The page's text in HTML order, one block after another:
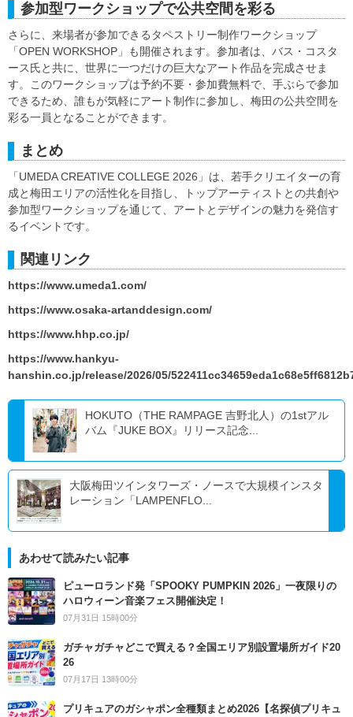
参加型ワークショップで公共空間を彩る
さらに、来場者が参加できるタペストリー制作ワークショップ
「OPEN WORKSHOP」も開催されます。参加者は、バス・コスタ
ース氏と共に、世界に一つだけの巨大なアート作品を完成させま
す。このワークショップは予約不要・参加費無料で、手ぶらで参加
できるため、誰もが気軽にアート制作に参加し、梅田の公共空間を
彩る一員となることができます。
まとめ
「UMEDA CREATIVE COLLEGE 2026」は、若手クリエイターの育
成と梅田エリアの活性化を目指し、トップアーティストとの共創や
参加型ワークショップを通じて、アートとデザインの魅力を発信す
るイベントです。
関連リンク
https://www.umeda1.com/
https://www.osaka-artanddesign.com/
https://www.hhp.co.jp/
https://www.hankyu-
hanshin.co.jp/release/2026/05/
HOKUTO（THE RAMPAGE 吉野北人）の1stアル
バム『JUKE BOX』リリース記念...
大阪梅田ツインタワーズ・ノースで大規模インスタ
レーション「LAMPENFLO...
あわせて読みたい記事
ピューロランド発「SPOOKY PUMPKIN 2026」一夜限りの
ハロウィーン音楽フェス開催決定！
07月31日 15時00分
ガチャガチャどこで買える？全国エリア別設置場所ガイド20
26
07月17日 13時00分
プリキュアのガシャポン全種類まとめ2026【名探偵プリキュ